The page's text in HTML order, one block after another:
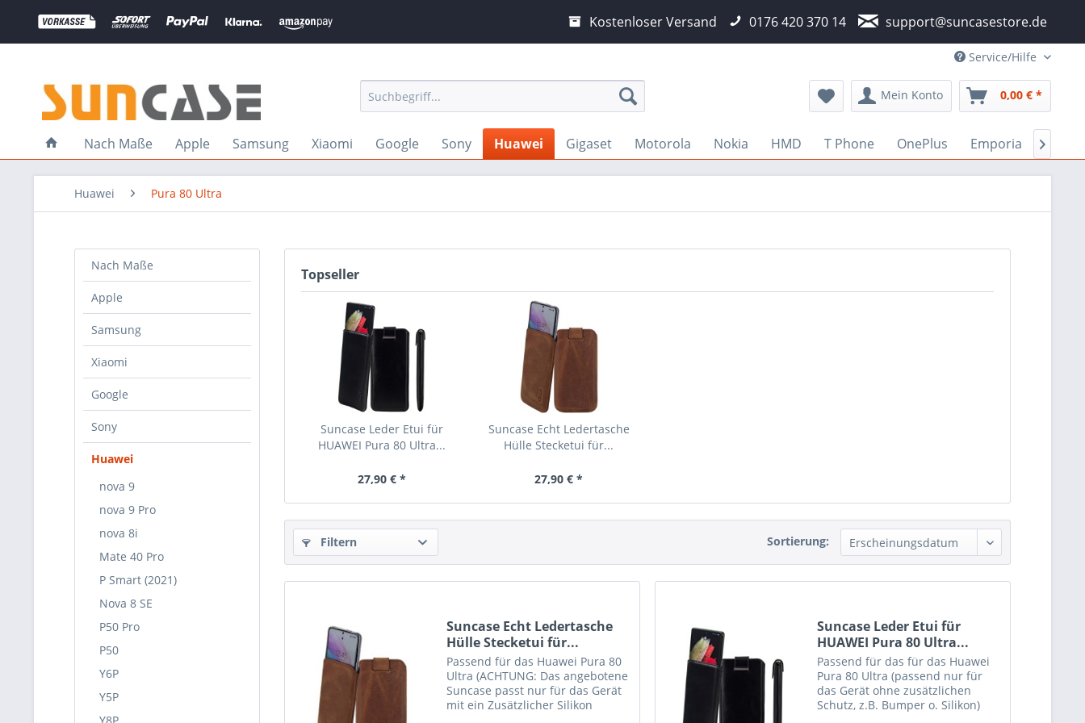
Kostenloser Versand 0176 420 370 14 support@suncasestore.de
Service/Hilfe
Mein Konto 0,00 € *
Nach Maße Apple Samsung Xiaomi Google Sony Huawei Gigaset Motorola Nokia HMD T Phone OnePlus Emporia 
Huawei Pura 80 Ultra
Nach Maße
Apple
Samsung
Xiaomi
Google
Sony
Huawei
nova 9
nova 9 Pro
nova 8i
Mate 40 Pro
P Smart (2021)
Nova 8 SE
P50 Pro
P50
Y6P
Y5P
Topseller
Suncase Leder Etui für
HUAWEI Pura 80 Ultra...
27,90 € *
Suncase Echt Ledertasche
Hülle Stecketui für...
27,90 € *
Filtern Sortierung:
Suncase Echt Ledertasche
Hülle Stecketui für...
Passend für das Huawei Pura 80
Ultra (ACHTUNG: Das angebotene
Suncase passt nur für das Gerät
mit ein Zusätzlicher Silikon
Suncase Leder Etui für
HUAWEI Pura 80 Ultra...
Passend für das für das Huawei
Pura 80 Ultra (passend nur für
das Gerät ohne zusätzlichen
Schutz, z.B. Bumper o. Silikon)